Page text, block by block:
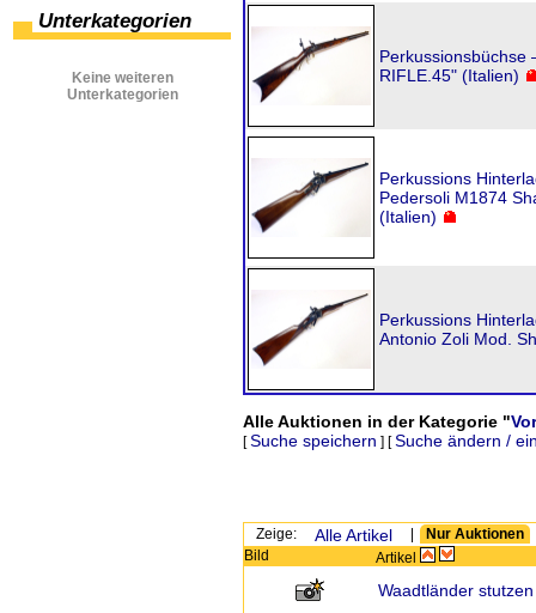
Unterkategorien
Keine weiteren
Unterkategorien
Perkussionsbüchse
RIFLE.45" (Italien)
Perkussions
Pedersoli M1874
(Italien)
Perkussions
Antonio Zoli Mod.
Alle Auktionen in der Kategorie "
[Suche speichern ] [Suche ändern /
Zeige: Alle Artikel
Nur Auktionen
Bild
Artikel
Waadtländer stutzen